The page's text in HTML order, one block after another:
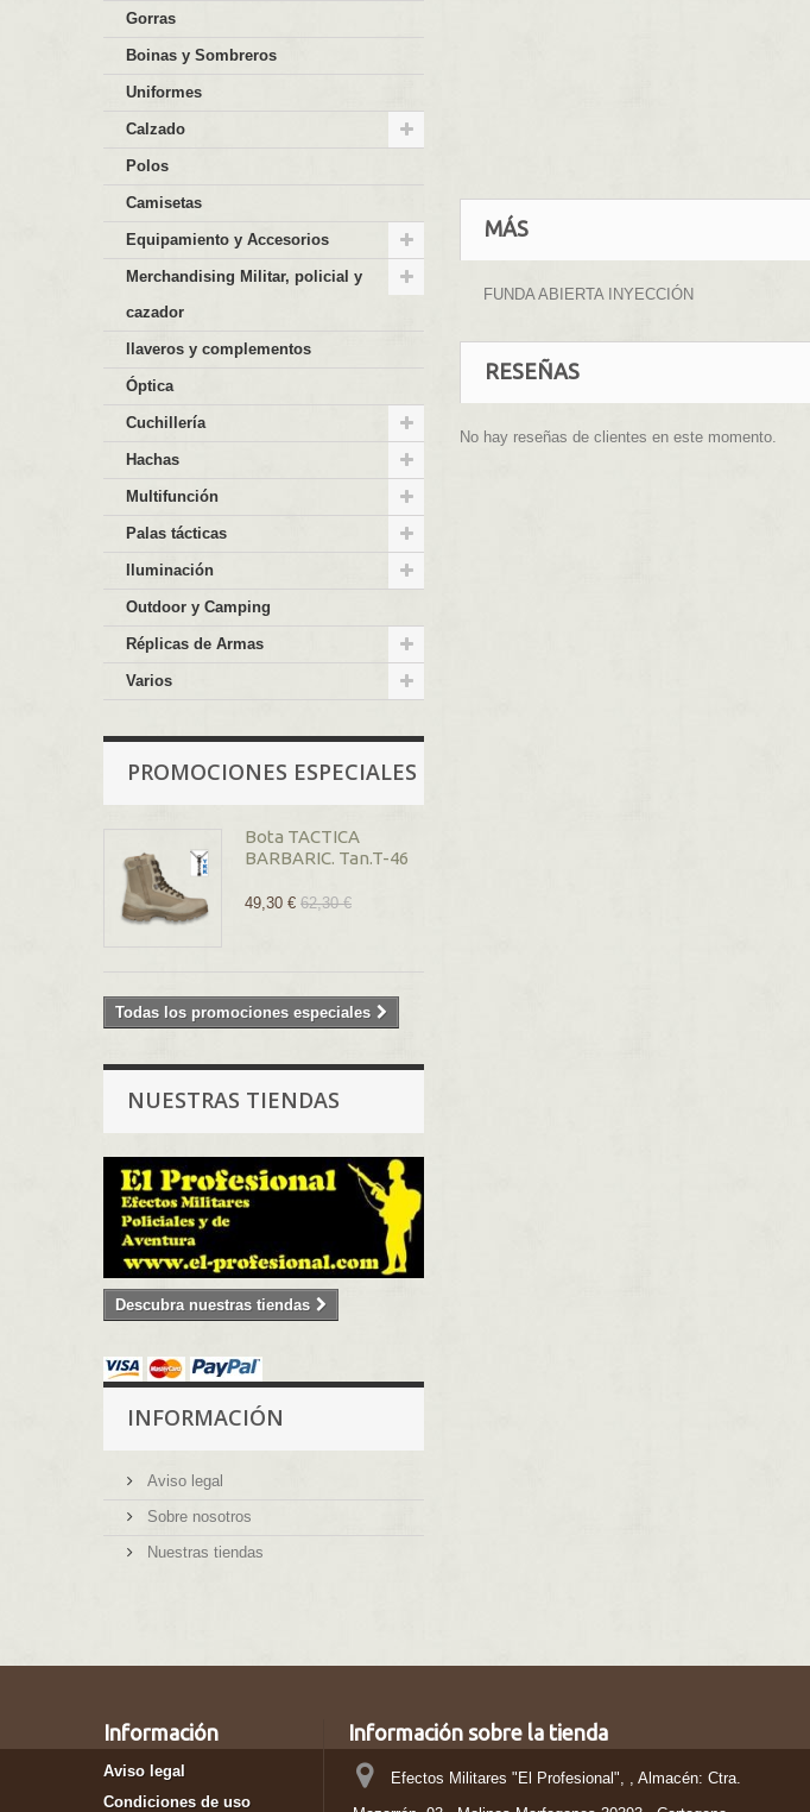
Gorras
Boinas y Sombreros
Uniformes
Calzado
Polos
Camisetas
Equipamiento y Accesorios
Merchandising Militar, policial y
cazador
llaveros y complementos
Óptica
Cuchillería
Hachas
Multifunción
Palas tácticas
Iluminación
Outdoor y Camping
Réplicas de Armas
Varios
PROMOCIONES ESPECIALES
Bota TACTICA
BARBARIC. Tan.T-46
49,30 € 62,30 €
Todas los promociones especiales
NUESTRAS TIENDAS
Descubra nuestras tiendas
INFORMACIÓN
Aviso legal
Sobre nosotros
Nuestras tiendas
MÁS
FUNDA ABIERTA INYECCIÓN
RESEÑAS
No hay reseñas de clientes en este momento.
Información
Aviso legal
Condiciones de uso
Información sobre la tienda
Efectos Militares "El Profesional", , Almacén: Ctra.